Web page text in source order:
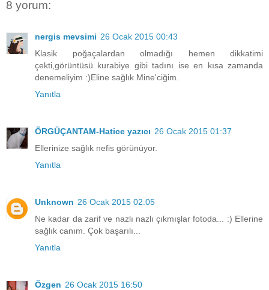
8 yorum:
nergis mevsimi 26 Ocak 2015 00:43
Klasik poğaçalardan olmadığı hemen dikkatimi
çekti,görüntüsü kurabiye gibi tadını ise en kısa zamanda
denemeliyim :)Eline sağlık Mine'ciğim.
Yanıtla
ÖRGÜÇANTAM-Hatice yazıcı 26 Ocak 2015 01:37
Ellerinize sağlık nefis görünüyor.
Yanıtla
Unknown 26 Ocak 2015 02:05
Ne kadar da zarif ve nazlı nazlı çıkmışlar fotoda... :) Ellerine
sağlık canım. Çok başarılı...
Yanıtla
Özgen 26 Ocak 2015 16:50